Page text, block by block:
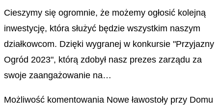
Cieszymy się ogromnie, że możemy ogłosić kolejną
inwestycję, która służyć będzie wszystkim naszym
działkowcom. Dzięki wygranej w konkursie "Przyjazny
Ogród 2023", którą zdobył nasz prezes zarządu za
swoje zaangażowanie na…
Możliwość komentowania Nowe ławostoły przy Domu